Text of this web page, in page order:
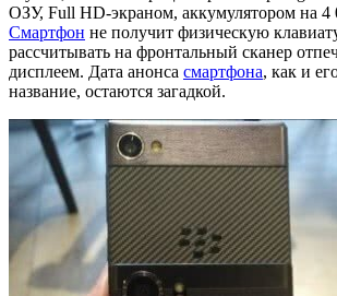
ОЗУ, Full HD-экраном, аккумулятором на
Смартфон не получит физическую
рассчитывать на фронтальный сканер
дисплеем. Дата анонса смартфона, как и
название, остаются загадкой.